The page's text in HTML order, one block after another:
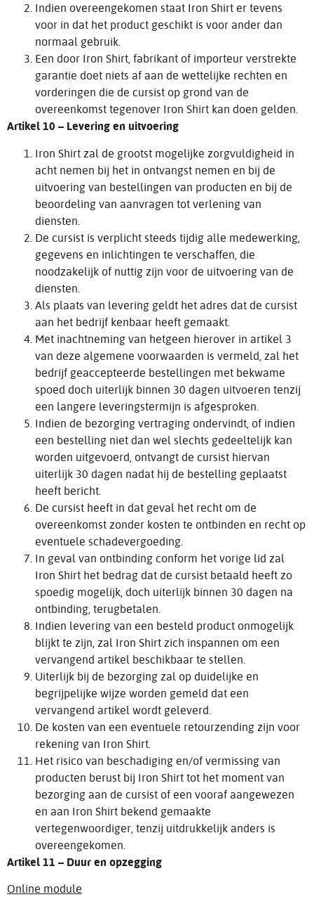
Indien overeengekomen staat Iron Shirt er tevens
voor in dat het product geschikt is voor ander dan
normaal gebruik.
Een door Iron Shirt, fabrikant of importeur verstrekte
garantie doet niets af aan de wettelijke rechten en
vorderingen die de cursist op grond van de
overeenkomst tegenover Iron Shirt kan doen gelden.
Artikel 10 – Levering en uitvoering
Iron Shirt zal de grootst mogelijke zorgvuldigheid in
acht nemen bij het in ontvangst nemen en bij de
uitvoering van bestellingen van producten en bij de
beoordeling van aanvragen tot verlening van
diensten.
De cursist is verplicht steeds tijdig alle medewerking,
gegevens en inlichtingen te verschaffen, die
noodzakelijk of nuttig zijn voor de uitvoering van de
diensten.
Als plaats van levering geldt het adres dat de cursist
aan het bedrijf kenbaar heeft gemaakt.
Met inachtneming van hetgeen hierover in artikel 3
van deze algemene voorwaarden is vermeld, zal het
bedrijf geaccepteerde bestellingen met bekwame
spoed doch uiterlijk binnen 30 dagen uitvoeren tenzij
een langere leveringstermijn is afgesproken.
Indien de bezorging vertraging ondervindt, of indien
een bestelling niet dan wel slechts gedeeltelijk kan
worden uitgevoerd, ontvangt de cursist hiervan
uiterlijk 30 dagen nadat hij de bestelling geplaatst
heeft bericht.
De cursist heeft in dat geval het recht om de
overeenkomst zonder kosten te ontbinden en recht op
eventuele schadevergoeding.
In geval van ontbinding conform het vorige lid zal
Iron Shirt het bedrag dat de cursist betaald heeft zo
spoedig mogelijk, doch uiterlijk binnen 30 dagen na
ontbinding, terugbetalen.
Indien levering van een besteld product onmogelijk
blijkt te zijn, zal Iron Shirt zich inspannen om een
vervangend artikel beschikbaar te stellen.
Uiterlijk bij de bezorging zal op duidelijke en
begrijpelijke wijze worden gemeld dat een
vervangend artikel wordt geleverd.
De kosten van een eventuele retourzending zijn voor
rekening van Iron Shirt.
Het risico van beschadiging en/of vermissing van
producten berust bij Iron Shirt tot het moment van
bezorging aan de cursist of een vooraf aangewezen
en aan Iron Shirt bekend gemaakte
vertegenwoordiger, tenzij uitdrukkelijk anders is
overeengekomen.
Artikel 11 – Duur en opzegging
Online module